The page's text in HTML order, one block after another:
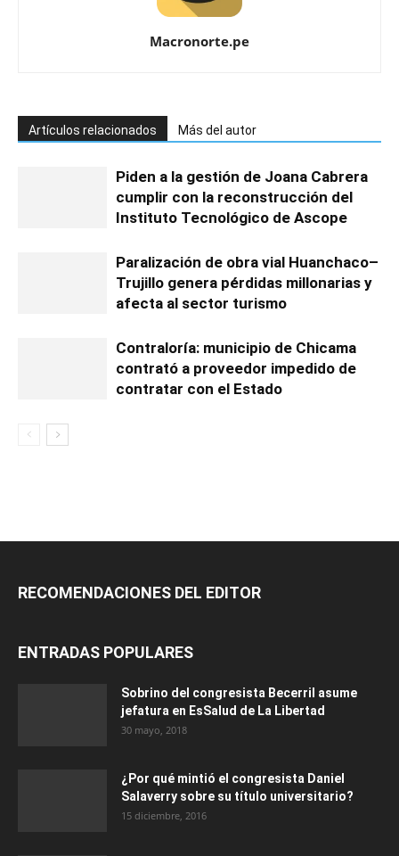
Macronorte.pe
Artículos relacionados Más del autor
Piden a la gestión de Joana Cabrera
cumplir con la reconstrucción del
Instituto Tecnológico de Ascope
Paralización de obra vial Huanchaco–
Trujillo genera pérdidas millonarias y
afecta al sector turismo
Contraloría: municipio de Chicama
contrató a proveedor impedido de
contratar con el Estado
RECOMENDACIONES DEL EDITOR
ENTRADAS POPULARES
Sobrino del congresista Becerril asume
jefatura en EsSalud de La Libertad
30 mayo, 2018
¿Por qué mintió el congresista Daniel
Salaverry sobre su título universitario?
15 diciembre, 2016